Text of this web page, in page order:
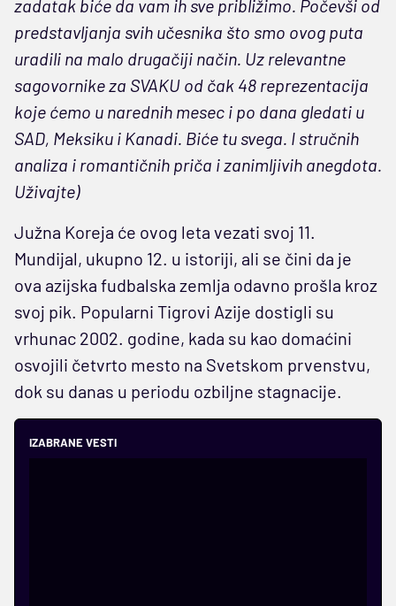
zadatak biće da vam ih sve približimo. Počevši od
predstavljanja svih učesnika što smo ovog puta
uradili na malo drugačiji način. Uz relevantne
sagovornike za SVAKU od čak 48 reprezentacija
koje ćemo u narednih mesec i po dana gledati u
SAD, Meksiku i Kanadi. Biće tu svega. I stručnih
analiza i romantičnih priča i zanimljivih anegdota.
Uživajte)
Južna Koreja će ovog leta vezati svoj 11.
Mundijal, ukupno 12. u istoriji, ali se čini da je
ova azijska fudbalska zemlja odavno prošla kroz
svoj pik. Popularni Tigrovi Azije dostigli su
vrhunac 2002. godine, kada su kao domaćini
osvojili četvrto mesto na Svetskom prvenstvu,
dok su danas u periodu ozbiljne stagnacije.
IZABRANE VESTI